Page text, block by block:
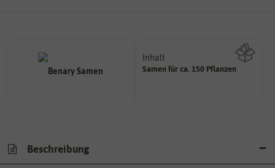
Inhalt
Samen für ca. 150 Pflanzen
Wie viel ist enthalten
Beschreibung